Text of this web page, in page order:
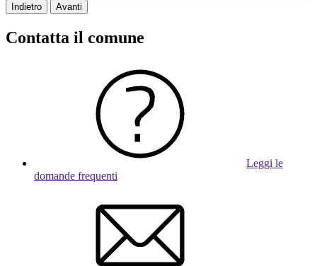
Indietro Avanti
Contatta il comune
Leggi le
domande frequenti